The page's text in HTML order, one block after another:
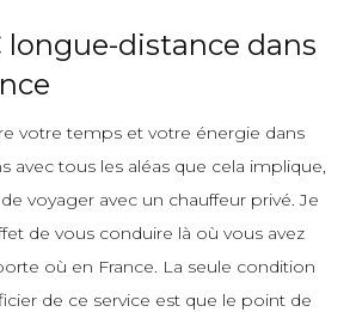
longue-distance dans
votre temps et votre énergie dans
avec tous les aléas que cela implique,
voyager avec un chauffeur privé. Je
de vous conduire là où vous avez
où en France. La seule condition
de ce service est que le point de